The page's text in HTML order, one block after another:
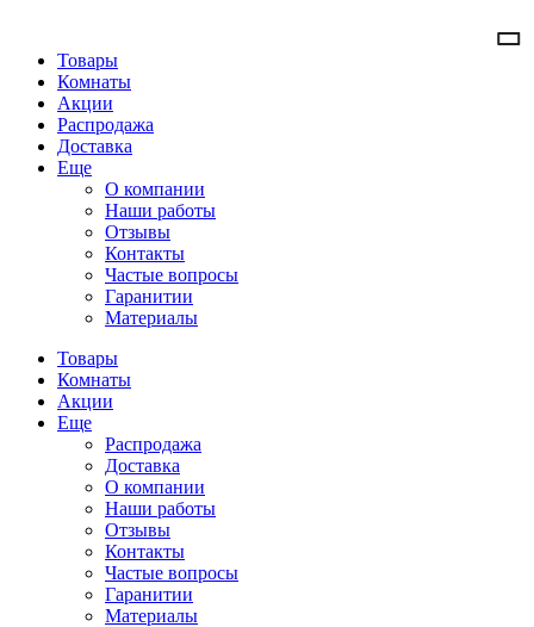
Товары
Комнаты
Акции
Распродажа
Доставка
Еще
О компании
Наши работы
Отзывы
Контакты
Частые вопросы
Гаранитии
Материалы
Товары
Комнаты
Акции
Еще
Распродажа
Доставка
О компании
Наши работы
Отзывы
Контакты
Частые вопросы
Гаранитии
Материалы